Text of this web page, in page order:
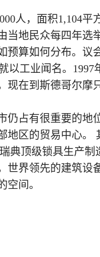
人，面积1,104
当地民众每四年选
预算如何分布。议
工业闻名。
现在到斯德哥尔
仍占有很重要的
地区的贸易中心
顶级锁具生产制
世界领先的建筑
空间。